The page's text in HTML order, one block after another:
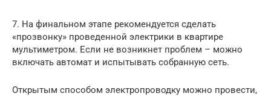
7. На финальном этапе рекомендуется сделать
«прозвонку» проведенной электрики в квартире
мультиметром. Если не возникнет проблем – можно
включать автомат и испытывать собранную сеть.
Открытым способом электропроводку можно провести,